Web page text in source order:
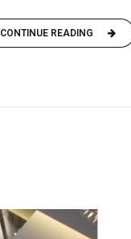
CONTINUE READING